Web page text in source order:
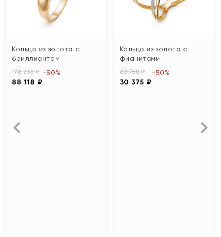
Кольцо из золота с
бриллиантом
176 236 ₽
88 118 ₽
-50%
Кольцо из золота с
фианитами
60 750 ₽
30 375 ₽
-50%